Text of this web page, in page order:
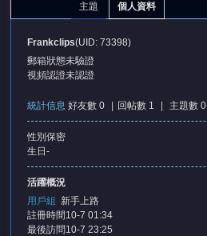
主題 個人資料
Frankclips(UID: 73398)
郵箱狀態未驗證
視頻認證未認證
統計信息 好友數 0 回帖數 1 主題數 0
性別 保密
生日 -
活躍概況
用戶組
新手上路
註冊時間 10-7 01:34
最後訪問10-7 23:25